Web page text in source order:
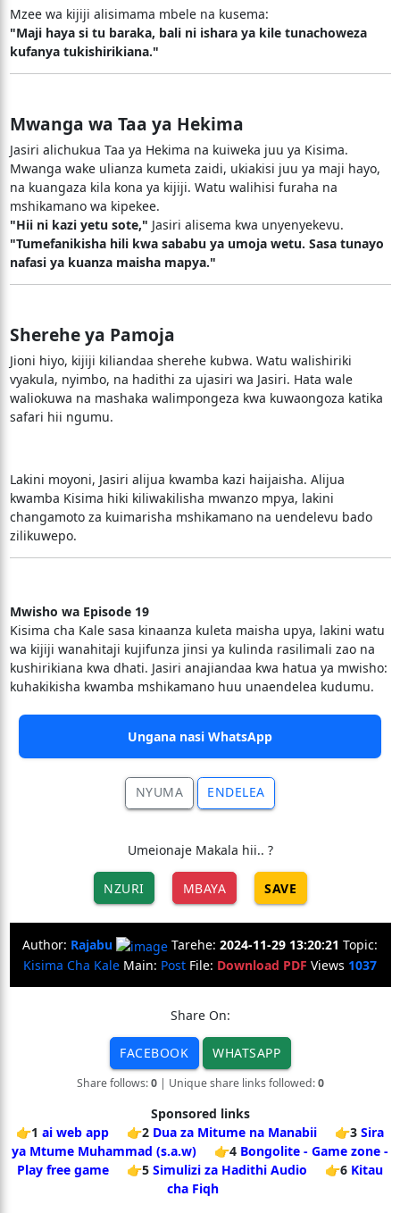
Mzee wa kijiji alisimama mbele na kusema:
"Maji haya si tu baraka, bali ni ishara ya kile tunachoweza
kufanya tukishirikiana."
Mwanga wa Taa ya Hekima
Jasiri alichukua Taa ya Hekima na kuiweka juu ya Kisima.
Mwanga wake ulianza kumeta zaidi, ukiakisi juu ya maji hayo,
na kuangaza kila kona ya kijiji. Watu walihisi furaha na
mshikamano wa kipekee.
"Hii ni kazi yetu sote," Jasiri alisema kwa unyenyekevu.
"Tumefanikisha hili kwa sababu ya umoja wetu. Sasa tunayo
nafasi ya kuanza maisha mapya."
Sherehe ya Pamoja
Jioni hiyo, kijiji kiliandaa sherehe kubwa. Watu walishiriki
vyakula, nyimbo, na hadithi za ujasiri wa Jasiri. Hata wale
waliokuwa na mashaka walimpongeza kwa kuwaongoza katika
safari hii ngumu.
Lakini moyoni, Jasiri alijua kwamba kazi haijaisha. Alijua
kwamba Kisima hiki kiliwakilisha mwanzo mpya, lakini
changamoto za kuimarisha mshikamano na uendelevu bado
zilikuwepo.
Mwisho wa Episode 19
Kisima cha Kale sasa kinaanza kuleta maisha upya, lakini watu
wa kijiji wanahitaji kujifunza jinsi ya kulinda rasilimali zao na
kushirikiana kwa dhati. Jasiri anajiandaa kwa hatua ya mwisho:
kuhakikisha kwamba mshikamano huu unaendelea kudumu.
Ungana nasi WhatsApp
NYUMA ENDELEA
Umeionaje Makala hii.. ?
NZURI MBAYA SAVE
Author: Rajabu Tarehe: 2024-11-29 13:20:21 Topic:
Kisima Cha Kale Main: Post File: Download PDF Views 1037
Share On:
FACEBOOK WHATSAPP
Share follows:0| Unique share links followed:0
Sponsored links
👉1 ai web app 👉2 Dua za Mitume na Manabii 👉3 Sira
ya Mtume Muhammad (s.a.w)
👉4 Bongolite - Game zone -
Play free game
👉5 Simulizi za Hadithi Audio 👉6 Kitau
cha Fiqh